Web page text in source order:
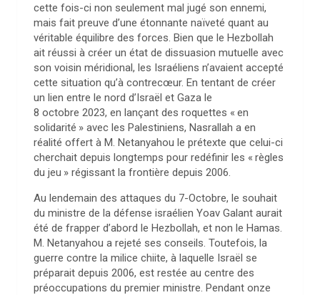
cette fois-ci non seulement mal jugé son ennemi,
mais fait preuve d’une étonnante naïveté quant au
véritable équilibre des forces. Bien que le Hezbollah
ait réussi à créer un état de dissuasion mutuelle avec
son voisin méridional, les Israéliens n’avaient accepté
cette situation qu’à contrecœur. En tentant de créer
un lien entre le nord d’Israël et Gaza le
8 octobre 2023, en lançant des roquettes « en
solidarité » avec les Palestiniens, Nasrallah a en
réalité offert à M. Netanyahou le prétexte que celui-ci
cherchait depuis longtemps pour redéfinir les « règles
du jeu » régissant la frontière depuis 2006.
Au lendemain des attaques du 7-Octobre, le souhait
du ministre de la défense israélien Yoav Galant aurait
été de frapper d’abord le Hezbollah, et non le Hamas.
M. Netanyahou a rejeté ses conseils. Toutefois, la
guerre contre la milice chiite, à laquelle Israël se
préparait depuis 2006, est restée au centre des
préoccupations du premier ministre. Pendant onze